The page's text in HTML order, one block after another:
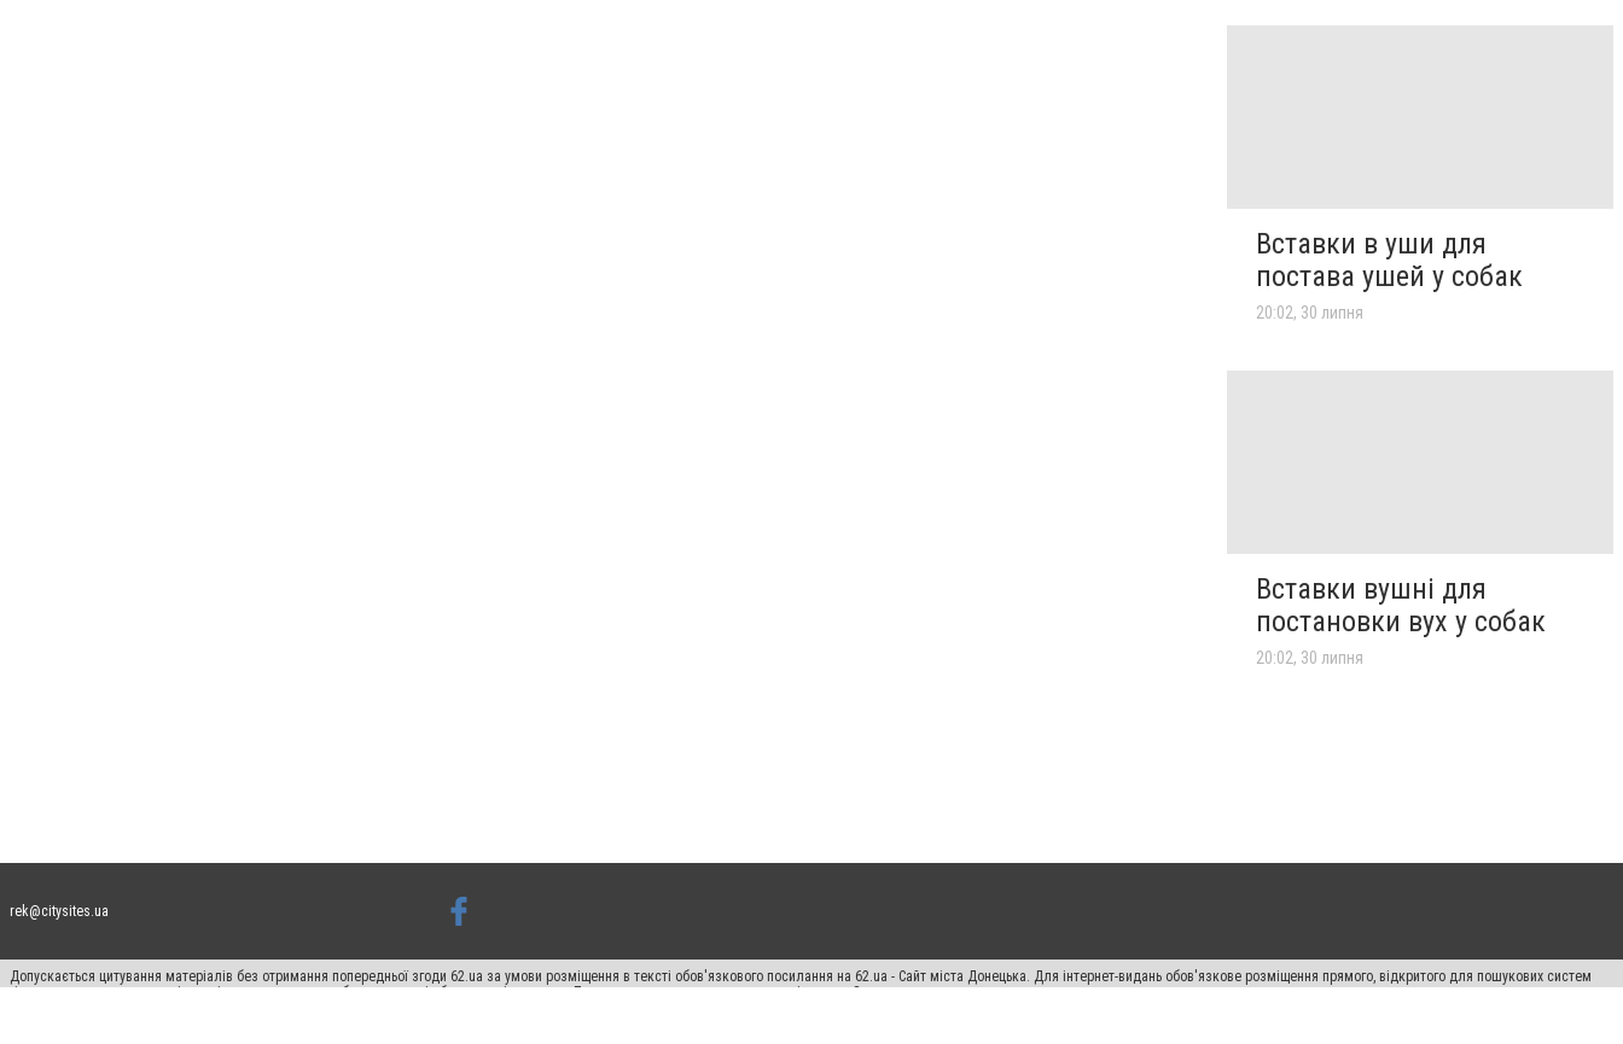
Вставки в уши для
постава ушей у собак
20:02, 30 липня
Вставки вушні для
постановки вух у собак
20:02, 30 липня
rek@citysites.ua
Допускається цитування матеріалів без отримання попередньої згоди 62.ua за умови розміщення в тексті обов'язкового посилання на 62.ua - Сайт міста Донецька. Для інтернет-видань обов'язкове розміщення прямого, відкритого для пошукових систем
гіперпосилання на цитовані статті не нижче другого абзацу в тексті або в якості джерела. Порушення виняткових прав переслідується Законом.